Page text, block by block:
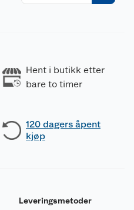
Hent i butikk etter
bare to timer
120 dagers åpent
kjøp
Leveringsmetoder